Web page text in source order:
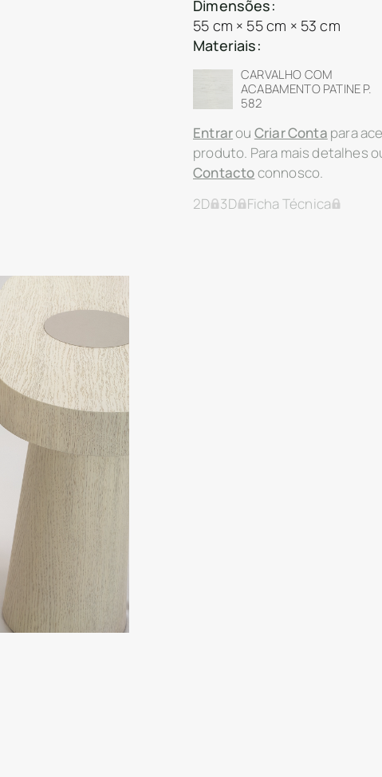
Dimensões:
55 cm × 55 cm × 53 cm
Materiais:
CARVALHO COM
ACABAMENTO PATINE P.
582
Entrarou Criar Conta para
produto. Para mais detalhes
Contactoconnosco.
2D
3D Ficha Técnica